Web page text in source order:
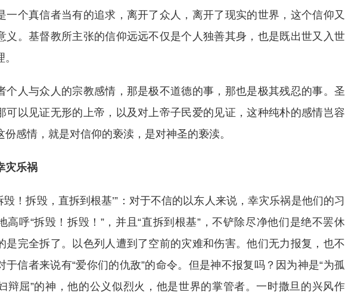
一个真信者当有的追求，离开了众人，离开了现实的世界，这个信仰又
义。基督教所主张的信仰远远不仅是个人独善其身，也是既出世又入世
个人与众人的宗教感情，那是极不道德的事，那也是极其残忍的事。圣
可以见证无形的上帝，以及对上帝子民爱的见证，这种纯朴的感情岂容
份感情，就是对信仰的亵渎，是对神圣的亵渎。
灾乐祸
毁！拆毁，直拆到根基’”：对于不信的以东人来说，幸灾乐祸是他们的习
高呼“拆毁！拆毁！”，并且“直拆到根基”，不铲除尽净他们是绝不罢休
是完全拆了。以色列人遭到了空前的灾难和伤害。他们无力报复，也不
于信者来说有“爱你们的仇敌”的命令。但是神不报复吗？因为神是“为孤
辩屈”的神，他的公义似烈火，他是世界的掌管者。一时撒旦的兴风作